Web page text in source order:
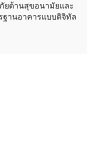
ยด้านสุขอนามัยและ
ฐานอาคารแบบดิจิทัล